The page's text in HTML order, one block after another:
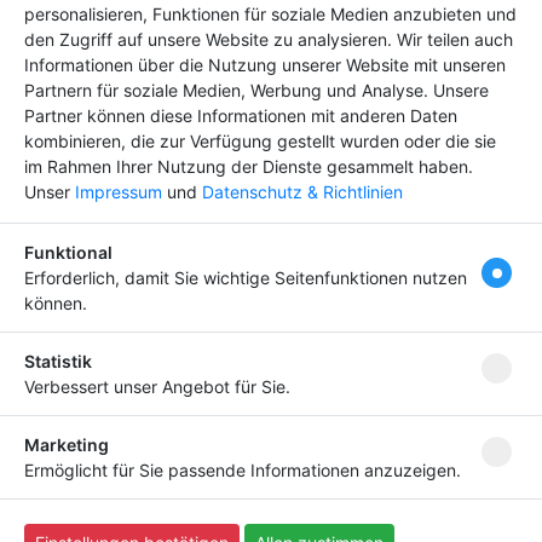
Premium-Eintrag schon
ab4,99 €
Bringen Sie Ihr Business nach vorn!
Newsletter abonnieren
Melden Sie sich für unseren Newsletter an, um kein
Neuigkeiten mehr zu verpassen.
Ich willige ein, dass meine Angaben laut
Datenschutzerklärung zweckgebunden verarbeitet
werden.
vorbehalten - Script:
SF-Branchenbuch V3 Pro
personalisieren, Funktionen für soziale Medien anzubieten und
den Zugriff auf unsere Website zu analysieren. Wir teilen auch
Informationen über die Nutzung unserer Website mit unseren
Partnern für soziale Medien, Werbung und Analyse. Unsere
Partner können diese Informationen mit anderen Daten
kombinieren, die zur Verfügung gestellt wurden oder die sie
im Rahmen Ihrer Nutzung der Dienste gesammelt haben.
Unser Impressum und Datenschutz & Richtlinien
Funktional
Erforderlich, damit Sie wichtige Seitenfunktionen nutzen
können.
Statistik
Verbessert unser Angebot für Sie.
Marketing
Ermöglicht für Sie passende Informationen anzuzeigen.